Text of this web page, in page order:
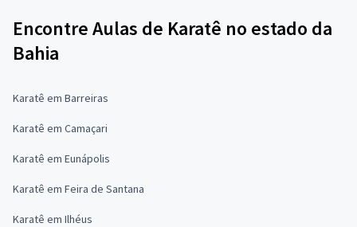
Encontre Aulas de Karatê no estado da
Bahia
Karatê em Barreiras
Karatê em Camaçari
Karatê em Eunápolis
Karatê em Feira de Santana
Karatê em Ilhéus